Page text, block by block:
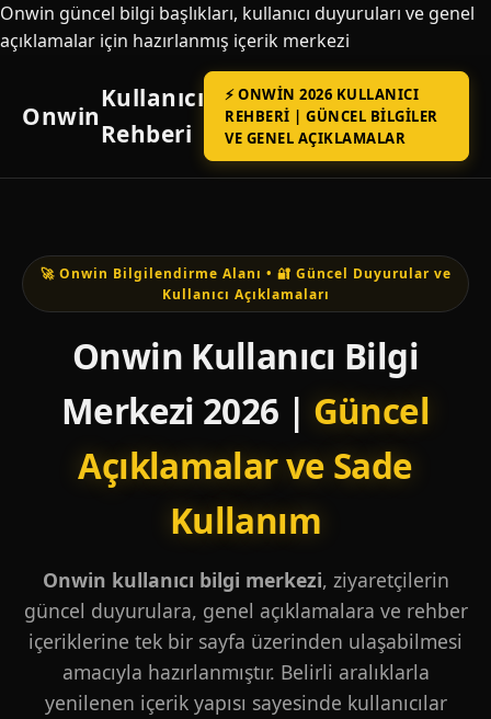
Onwin güncel bilgi başlıkları, kullanıcı duyuruları ve genel
açıklamalar için hazırlanmış içerik merkezi
Onwin
Kullanıcı
Rehberi
⚡ ONWIN 2026 KULLANICI
REHBERI | GÜNCEL BILGILER
VE GENEL AÇIKLAMALAR
🚀 Onwin Bilgilendirme Alanı • 🔐 Güncel Duyurular ve
Kullanıcı Açıklamaları
Onwin Kullanıcı Bilgi
Merkezi 2026 | Güncel
Açıklamalar ve Sade
Kullanım
Onwin kullanıcı bilgi merkezi, ziyaretçilerin
güncel duyurulara, genel açıklamalara ve rehber
içeriklerine tek bir sayfa üzerinden ulaşabilmesi
amacıyla hazırlanmıştır. Belirli aralıklarla
yenilenen içerik yapısı sayesinde kullanıcılar